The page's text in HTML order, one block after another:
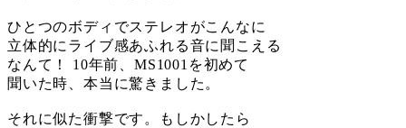
ひとつのボディでステレオがこんなに
立体的にライブ感あふれる音に聞こえる
なんて！ 10年前、MS1001を初めて
聞いた時、本当に驚きました。
それに似た衝撃です。もしかしたら